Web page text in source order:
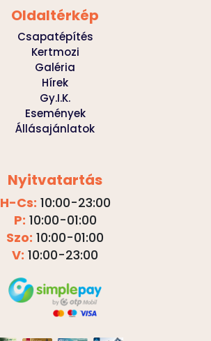
Oldaltérkép
Csapatépítés
Kertmozi
Galéria
Hírek
Gy.I.K.
Események
Állásajánlatok
Nyitvatartás
H-Cs: 10:00-23:00
P: 10:00-01:00
Szo: 10:00-01:00
V: 10:00-23:00